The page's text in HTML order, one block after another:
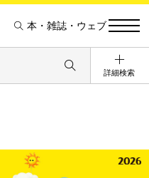
本・雑誌・ウェブ
詳細検索